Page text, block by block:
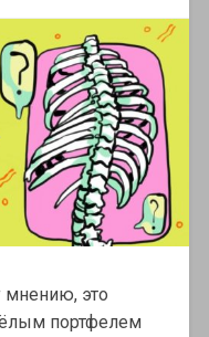
мнению, это
портфелем